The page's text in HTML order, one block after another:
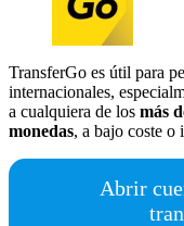
TransferGo es útil para
internacionales,
a cualquiera de los más
monedas, a bajo coste o
Abrir